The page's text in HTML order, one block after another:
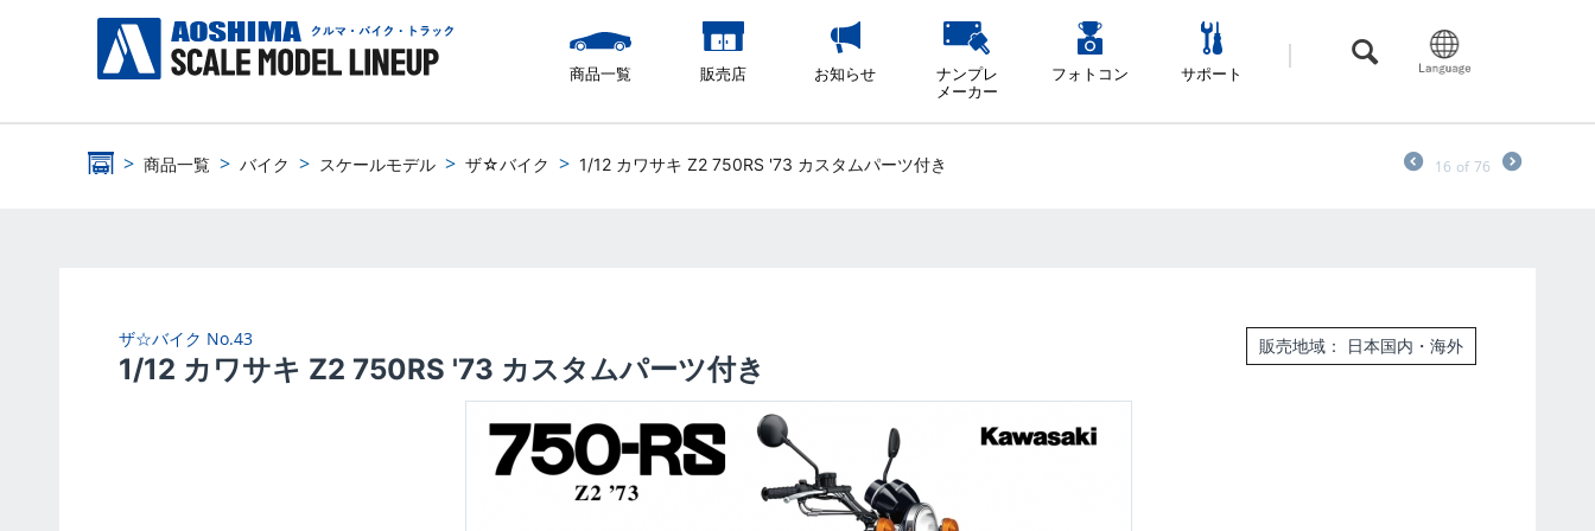
商品一覧 販売店 お知らせ
ナンプレ
メーカー
フォトコン サポート
商品一覧 バイク スケールモデル ザ☆バイク 1/12 カワサキ Z2 750RS '73 カスタムパーツ付き 16 of 76
ザ☆バイク No.43
1/12 カワサキ Z2 750RS '73 カスタムパーツ付き
販売地域： 日本国内・海外